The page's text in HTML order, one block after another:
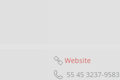
Website
55 45 3237-9583